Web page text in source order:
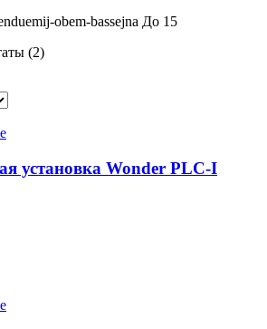
obem-bassejna До 15
(2)Сортировка:
установка Wonder PLC-I